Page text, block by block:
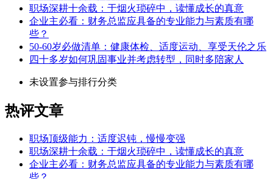
职场深耕十余载：于烟火琐碎中，读懂成长的真意
企业主必看：财务总监应具备的专业能力与素质有哪
些？
50-60岁必做清单：健康体检、适度运动、享受天伦之乐
四十多岁如何巩固事业并考虑转型，同时多陪家人
未设置参与排行分类
热评文章
职场顶级能力：适度迟钝，慢慢变强
职场深耕十余载：于烟火琐碎中，读懂成长的真意
企业主必看：财务总监应具备的专业能力与素质有哪